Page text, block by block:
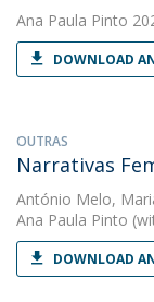
Ana Paula Pinto
DOWNLOAD
OUTRAS
Narrativas
António Melo,
Ana Paula Pinto
DOWNLOAD